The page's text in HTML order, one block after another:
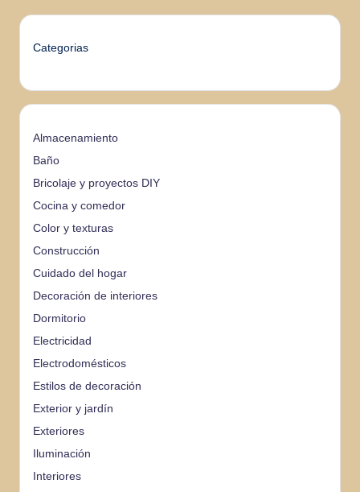
Categorias
Almacenamiento
Baño
Bricolaje y proyectos DIY
Cocina y comedor
Color y texturas
Construcción
Cuidado del hogar
Decoración de interiores
Dormitorio
Electricidad
Electrodomésticos
Estilos de decoración
Exterior y jardín
Exteriores
Iluminación
Interiores